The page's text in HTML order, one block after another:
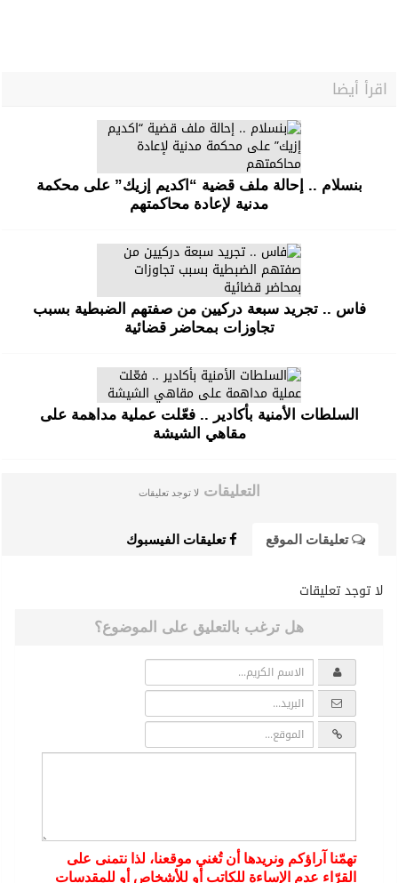
اقرأ أيضا
بنسلام .. إحالة ملف قضية “اكديم إزيك” على محكمة
مدنية لإعادة محاكمتهم
فاس .. تجريد سبعة دركيين من صفتهم الضبطية بسبب
تجاوزات بمحاضر قضائية
السلطات الأمنية بأكادير .. فعّلت عملية مداهمة على
مقاهي الشيشة
التعليقات لا توجد تعليقات
تعليقات الموقع تعليقات الفيسبوك
لا توجد تعليقات
هل ترغب بالتعليق على الموضوع؟
تهمّنا آراؤكم ونريدها أن تُغني موقعنا، لذا نتمنى على
القرّاء عدم الإساءة للكاتب أو للأشخاص أو للمقدسات